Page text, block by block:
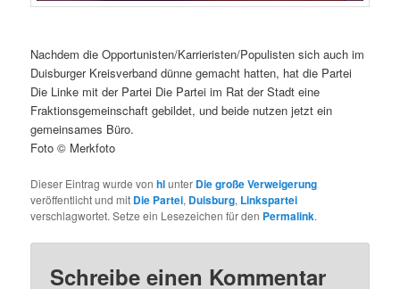
Nachdem die Opportunisten/Karrieristen/Populisten sich auch im
Duisburger Kreisverband dünne gemacht hatten, hat die Partei
Die Linke mit der Partei Die Partei im Rat der Stadt eine
Fraktionsgemeinschaft gebildet, und beide nutzen jetzt ein
gemeinsames Büro.
Foto © Merkfoto
Dieser Eintrag wurde vonhlunter Die große Verweigerung
veröffentlicht und mit Die Partei, Duisburg, Linkspartei
verschlagwortet. Setze ein Lesezeichen für den Permalink.
Schreibe einen Kommentar